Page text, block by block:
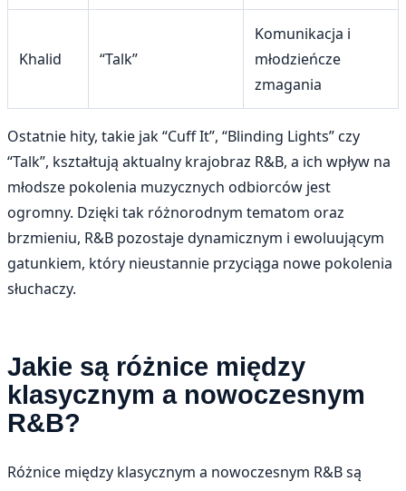
Khalid “Talk”
Komunikacja i
młodzieńcze
zmagania
Ostatnie hity, takie jak “Cuff It”, “Blinding Lights” czy
“Talk”, kształtują aktualny krajobraz R&B, a ich wpływ na
młodsze pokolenia muzycznych odbiorców jest
ogromny. Dzięki tak różnorodnym tematom oraz
brzmieniu, R&B pozostaje dynamicznym i ewoluującym
gatunkiem, który nieustannie przyciąga nowe pokolenia
słuchaczy.
Jakie są różnice między
klasycznym a nowoczesnym
R&B?
Różnice między klasycznym a nowoczesnym R&B są